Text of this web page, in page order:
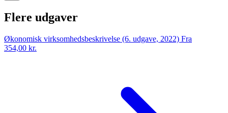
Flere udgaver
Økonomisk virksomhedsbeskrivelse (6. udgave, 2022) Fra
354,00 kr.